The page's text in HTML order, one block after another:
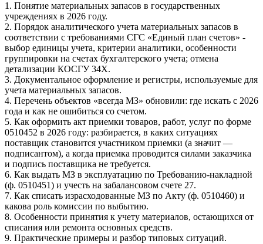
1. Понятие материальных запасов в государственных
учреждениях в 2026 году.
2. Порядок аналитического учета материальных запасов в
соответствии с требованиями СГС «Единый план счетов» -
выбор единицы учета, критерии аналитики, особенности
группировки на счетах бухгалтерского учета; отмена
детализации КОСГУ 34Х.
3. Документальное оформление и регистры, используемые для
учета материальных запасов.
4. Перечень объектов «всегда МЗ» обновили: где искать с 2026
года и как не ошибиться со счетом.
5. Как оформить акт приемки товаров, работ, услуг по форме
0510452 в 2026 году: разбирается, в каких ситуациях
поставщик становится участником приемки (а значит —
подписантом), а когда приемка проводится силами заказчика
и подпись поставщика не требуется.
6. Как выдать МЗ в эксплуатацию по Требованию-накладной
(ф. 0510451) и учесть на забалансовом счете 27.
7. Как списать израсходованные МЗ по Акту (ф. 0510460) и
какова роль комиссии по выбытию.
8. Особенности принятия к учету материалов, остающихся от
списания или ремонта основных средств.
9. Практические примеры и разбор типовых ситуаций.